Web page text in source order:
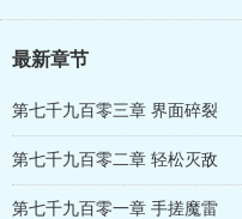
最新章节
第七千九百零三章 界面碎裂
第七千九百零二章 轻松灭敌
第七千九百零一章 手搓魔雷